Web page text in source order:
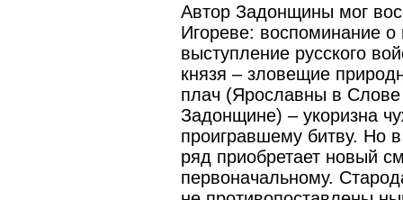
Автор Задонщины мог
Игореве: воспоминание о
выступление русского
князя – зловещие
плач (Ярославны в Слове
Задонщине) – укоризна
проигравшему битву. Но
ряд приобретает новый
первоначальному.